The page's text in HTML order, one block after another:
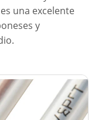
una excelente
y